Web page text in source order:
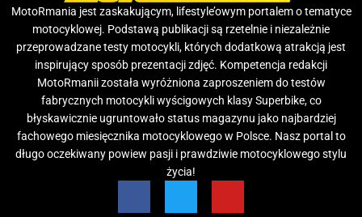
MotoRmania jest zaskakującym, lifestyle’owym portalem o tematyce
motocyklowej. Podstawą publikacji są rzetelnie i niezależnie
przeprowadzane testy motocykli, których dodatkową atrakcją jest
inspirujący sposób prezentacji zdjęć. Kompetencja redakcji
MotoRmanii została wyróżniona zaproszeniem do testów
fabrycznych motocykli wyścigowych klasy Superbike, co
błyskawicznie ugruntowało status magazynu jako najbardziej
fachowego miesięcznika motocyklowego w Polsce. Nasz portal to
długo oczekiwany powiew pasji i prawdziwie motocyklowego stylu
życia!